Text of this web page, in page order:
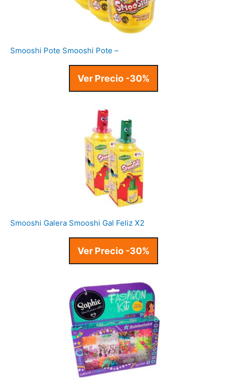
Smooshi Pote Smooshi Pote –
Ver Precio -30%
Smooshi Galera Smooshi Gal Feliz X2
Ver Precio -30%